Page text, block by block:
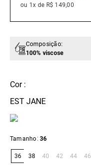
ou 1x de R$ 149,00
Composição:
100% viscose
Cor :
EST JANE
Tamanho: 36
36 38 40 42 44 46
jeans
10º vestido curto